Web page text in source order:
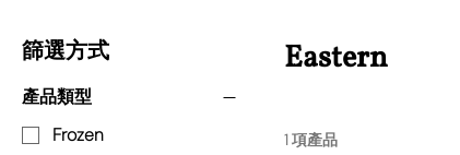
篩選方式
產品類型
Frozen
Eastern
1 項產品